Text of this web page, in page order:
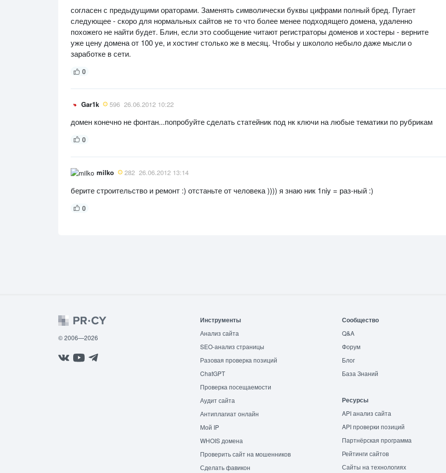
согласен с предыдущими ораторами. Заменять символически буквы цифрами полный бред. Пугает
следующее - скоро для нормальных сайтов не то что более менее подходящего домена, удаленно
похожего не найти будет. Блин, если это сообщение читают регистраторы доменов и хостеры - верните
уже цену домена от 100 уе, и хостинг столько же в месяц. Чтобы у школоло небыло даже мысли о
заработке в сети.
0
Gar1k 596 26.06.2012 10:22
домен конечно не фонтан...попробуйте сделать статейник под нк ключи на любые тематики по рубрикам
0
milko 282 26.06.2012 13:14
берите строительство и ремонт :) отстаньте от человека )))) я знаю ник 1niy = раз-ный :)
0
© 2006—2026
Инструменты
Анализ сайта
SEO-анализ страницы
Разовая проверка позиций
ChatGPT
Проверка посещаемости
Аудит сайта
Антиплагиат онлайн
Мой IP
WHOIS домена
Проверить сайт на мошенников
Сделать фавикон
Сообщество
Q&A
Форум
Блог
База Знаний
Ресурсы
API анализ сайта
API проверки позиций
Партнёрская программа
Рейтинги сайтов
Сайты на технологиях